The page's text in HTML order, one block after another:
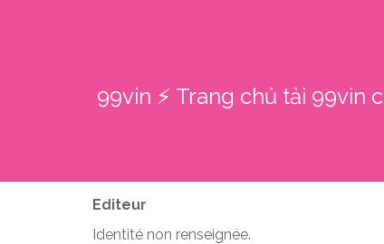
99vin ⚡️ Trang chủ tải 99vin
Editeur
Identité non renseignée.